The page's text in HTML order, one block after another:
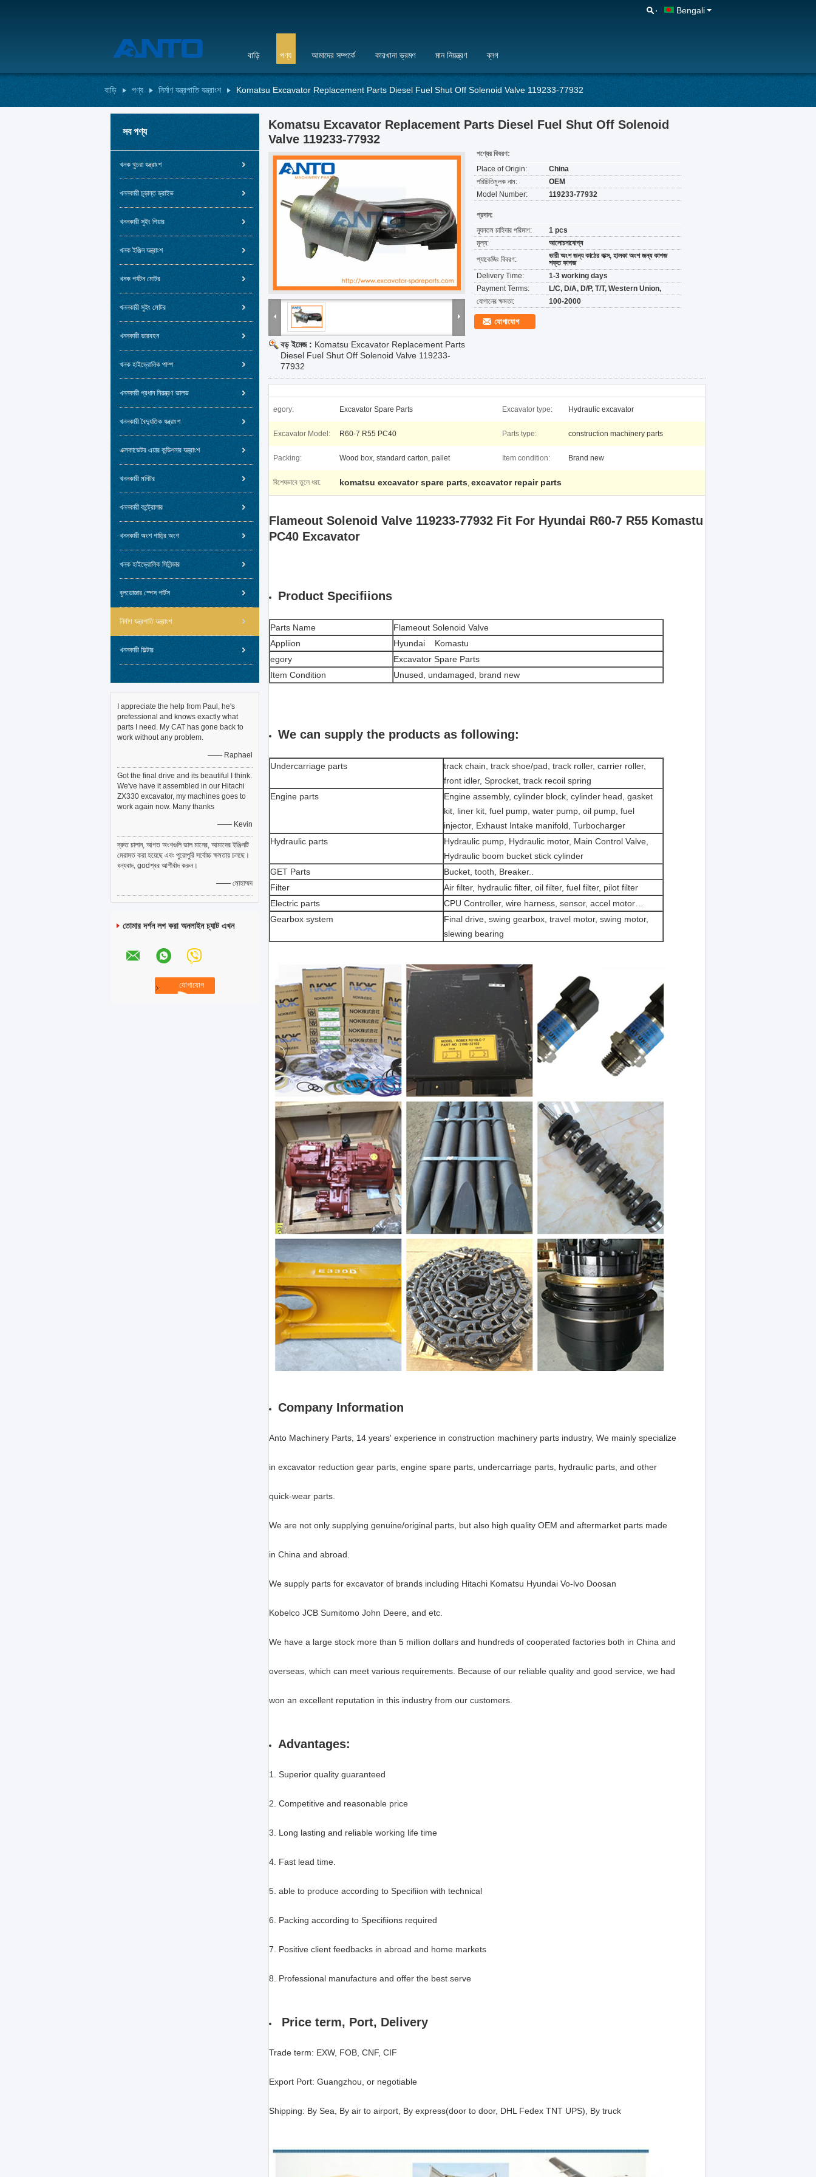
Bengali
বাড়ি পণ্য আমাদের সম্পর্কে কারখানা ভ্রমণ মান নিয়ন্ত্রণ ব্লগ
বাড়ি পণ্য নির্মাণ যন্ত্রপাতি যন্ত্রাংশ Komatsu Excavator Replacement Parts Diesel Fuel Shut Off Solenoid Valve 119233-77932
সব পণ্য
খনক খুচরা যন্ত্রাংশ
খননকারী চূড়ান্ত ড্রাইভ
খননকারী সুইং গিয়ার
খনক ইঞ্জিন যন্ত্রাংশ
খনক পর্যটন মোটর
খননকারী সুইং মোটর
খননকারী ভারবহন
খনক হাইড্রোলিক পাম্প
খননকারী প্রধান নিয়ন্ত্রণ ভালভ
খননকারী বৈদ্যুতিক যন্ত্রাংশ
এক্সকাভেটর এয়ার কন্ডিশনার যন্ত্রাংশ
খননকারী মনিটর
খননকারী কন্ট্রোলার
খননকারী অংশ গাড়ির অংশ
খনক হাইড্রোলিক সিলিন্ডার
বুলডোজার স্পেস পার্টস
নির্মাণ যন্ত্রপাতি যন্ত্রাংশ
খননকারী ফিল্টার
I appreciate the help from Paul, he's
prefessional and knows exactly what
parts I need. My CAT has gone back to
work without any problem.
—— Raphael
Got the final drive and its beautiful I think.
We've have it assembled in our Hitachi
ZX330 excavator, my machines goes to
work again now. Many thanks
—— Kevin
দ্রুত চালান, আগত অংশগুলি ভাল মানের, আমাদের ইঞ্জিনটি
মেরামত করা হয়েছে এবং পুরোপুরি সর্বোচ্চ ক্ষমতায় চলছে।
ধন্যবাদ, godশ্বর আশীর্বাদ করুন।
—— মোহাম্মদ
তোমার দর্শন লগ করা অনলাইন চ্যাট এখন
Komatsu Excavator Replacement Parts Diesel Fuel Shut Off Solenoid
Valve 119233-77932
বড় ইমেজ : Komatsu Excavator Replacement Parts
Diesel Fuel Shut Off Solenoid Valve 119233-
77932
পণ্যের বিবরণ:
Place of Origin:
China
পরিচিতিমুলক নাম:
OEM
Model Number:
119233-77932
প্রদান:
ন্যূনতম চাহিদার পরিমাণ:
1 pcs
মূল্য:
আলোচনাযোগ্য
প্যাকেজিং বিবরণ:
ভারী অংশ জন্য কাঠের বাক্স, হালকা অংশ জন্য কাগজ
শক্ত কাগজ
Delivery Time:
1-3 working days
Payment Terms:
L/C, D/A, D/P, T/T, Western Union,
যোগানের ক্ষমতা:
100-2000
যোগাযোগ
egory: Excavator Spare Parts Excavator type: Hydraulic excavator
Excavator Model: R60-7 R55 PC40 Parts type: construction machinery parts
Packing: Wood box, standard carton, pallet Item condition: Brand new
বিশেষভাবে তুলে ধরা: komatsu excavator spare parts, excavator repair parts
Flameout Solenoid Valve 119233-77932 Fit For Hyundai R60-7 R55 Komastu
PC40 Excavator
Product Specifiions
Parts Name
Flameout Solenoid Valve
Appliion
Hyundai Komastu
egory
Excavator Spare Parts
Item Condition
Unused, undamaged, brand new
We can supply the products as following:
Undercarriage parts
track chain, track shoe/pad, track roller, carrier roller,
front idler, Sprocket, track recoil spring
Engine parts
Engine assembly, cylinder block, cylinder head, gasket
kit, liner kit, fuel pump, water pump, oil pump, fuel
injector, Exhaust Intake manifold, Turbocharger
Hydraulic parts
Hydraulic pump, Hydraulic motor, Main Control Valve,
Hydraulic boom bucket stick cylinder
GET Parts
Bucket, tooth, Breaker..
Filter
Air filter, hydraulic filter, oil filter, fuel filter, pilot filter
Electric parts
CPU Controller, wire harness, sensor, accel motor…
Gearbox system
Final drive, swing gearbox, travel motor, swing motor,
slewing bearing
Company Information
Anto Machinery Parts, 14 years' experience in construction machinery parts industry, We mainly specialize
in excavator reduction gear parts, engine spare parts, undercarriage parts, hydraulic parts, and other
quick-wear parts.
We are not only supplying genuine/original parts, but also high quality OEM and aftermarket parts made
in China and abroad.
We supply parts for excavator of brands including Hitachi Komatsu Hyundai Vo-lvo Doosan
Kobelco JCB Sumitomo John Deere, and etc.
We have a large stock more than 5 million dollars and hundreds of cooperated factories both in China and
overseas, which can meet various requirements. Because of our reliable quality and good service, we had
won an excellent reputation in this industry from our customers.
Advantages:
1. Superior quality guaranteed
2. Competitive and reasonable price
3. Long lasting and reliable working life time
4. Fast lead time.
5. able to produce according to Specifiion with technical
6. Packing according to Specifiions required
7. Positive client feedbacks in abroad and home markets
8. Professional manufacture and offer the best serve
Price term, Port, Delivery
Trade term: EXW, FOB, CNF, CIF
Export Port: Guangzhou, or negotiable
Shipping: By Sea, By air to airport, By express(door to door, DHL Fedex TNT UPS), By truck